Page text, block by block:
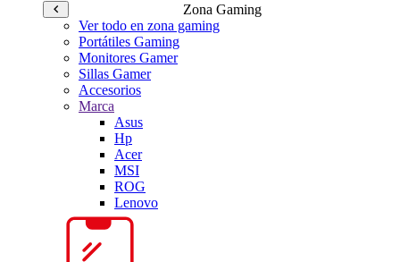
Zona Gaming
Ver todo en zona gaming
Portátiles Gaming
Monitores Gamer
Sillas Gamer
Accesorios
Marca
Asus
Hp
Acer
MSI
ROG
Lenovo